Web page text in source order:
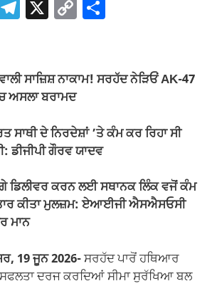
T
gr
a
m
X C
y
Li
n
k
e
ਸਾਜ਼ਿਸ਼ ਨਾਕਾਮ! ਸਰਹੱਦ ਨੇੜਿਓਂ AK-47
ਅਸਲਾ ਬਰਾਮਦ
ਦੇ ਨਿਰਦੇਸ਼ਾਂ ’ਤੇ ਕੰਮ ਕਰ ਰਿਹਾ ਸੀ
ਡੀਜੀਪੀ ਗੌਰਵ ਯਾਦਵ
ਡਿਲੀਵਰ ਕਰਨ ਲਈ ਸਥਾਨਕ ਲਿੰਕ ਵਜੋਂ ਕੰਮ
ਕੀਤਾ ਮੁਲਜ਼ਮ: ਏਆਈਜੀ ਐਸਐਸਓਸੀ
ਮਾਨ
19 ਜੂਨ 2026-ਸਰਹੱਦ ਪਾਰੋਂ ਹਥਿਆਰ
ਦਰਜ ਕਰਦਿਆਂ ਸੀਮਾ ਸੁਰੱਖਿਆ ਬਲ